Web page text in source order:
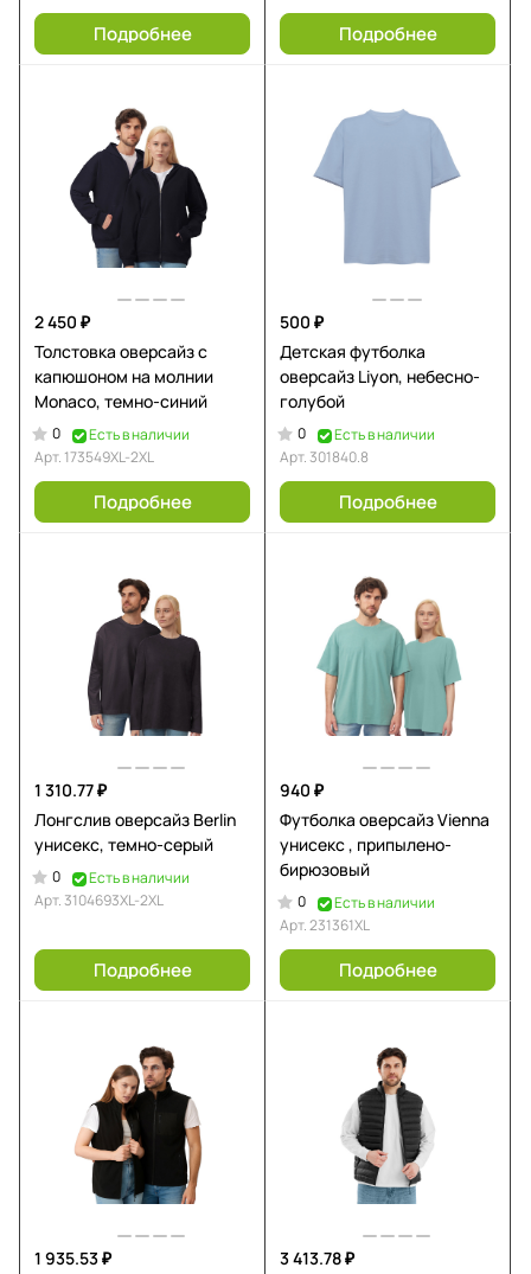
Подробнее Подробнее
2 450 ₽
Толстовка оверсайз с
капюшоном на молнии
Monaco, темно-синий
0
Есть в наличии
Арт. 173549XL-2XL
Подробнее
500 ₽
Детская футболка
оверсайз Liyon, небесно-
голубой
0
Есть в наличии
Арт.301840.8
Подробнее
1 310.77 ₽
Лонгслив оверсайз Berlin
унисекс, темно-серый
0
Есть в наличии
Арт.3104693XL-2XL
Подробнее
940 ₽
Футболка оверсайз Vienna
унисекс , припылено-
бирюзовый
0
Есть в наличии
Арт.231361XL
Подробнее
1 935.53 ₽
3 413.78 ₽